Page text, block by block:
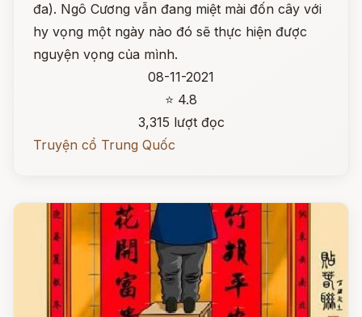
đa). Ngô Cương vẫn đang miệt mài đốn cây với
hy vọng một ngày nào đó sẽ thực hiện được
nguyện vọng của mình.
08-11-2021
⭐ 4.8
3,315 lượt đọc
Truyện cổ Trung Quốc